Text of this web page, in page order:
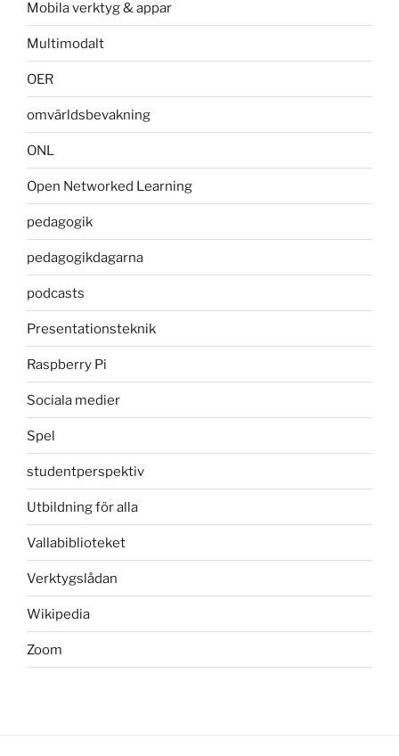
Mobila verktyg & appar
Multimodalt
OER
omvärldsbevakning
ONL
Open Networked Learning
pedagogik
pedagogikdagarna
podcasts
Presentationsteknik
Raspberry Pi
Sociala medier
Spel
studentperspektiv
Utbildning för alla
Vallabiblioteket
Verktygslådan
Wikipedia
Zoom